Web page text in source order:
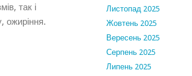
так і
ожиріння.
Листопад 2025
Жовтень 2025
Вересень 2025
Серпень 2025
Липень 2025